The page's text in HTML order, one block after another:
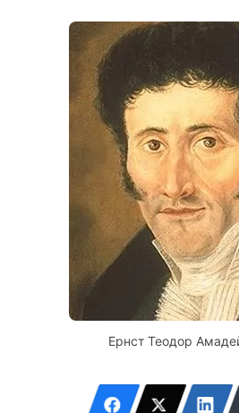
Ернст Теодор